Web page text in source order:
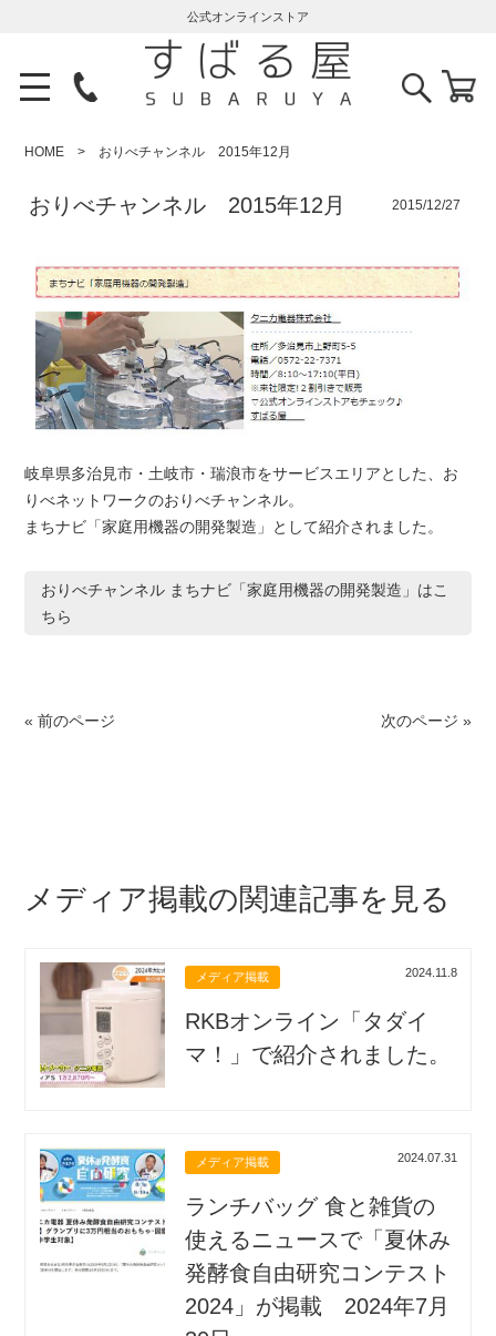
公式オンラインストア
HOME おりべチャンネル 2015年12月
おりべチャンネル 2015年12月 2015/12/27
岐阜県多治見市・土岐市・瑞浪市をサービスエリアとした、お
りべネットワークのおりべチャンネル。
まちナビ「家庭用機器の開発製造」として紹介されました。
おりべチャンネル まちナビ「家庭用機器の開発製造」はこ
ちら
« 前のページ 次のページ »
メディア掲載の関連記事を見る
メディア掲載 2024.11.8
RKBオンライン「タダイ
マ！」で紹介されました。
メディア掲載 2024.07.31
ランチバッグ 食と雑貨の
使えるニュースで「夏休み
発酵食自由研究コンテスト
2024」が掲載 2024年7月